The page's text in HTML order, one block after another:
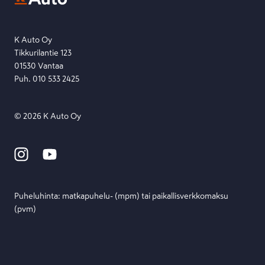
Etsi toimipiste
K Auto Oy
Tikkurilantie 123
01530 Vantaa
Puh. 010 533 2425
© 2026 K Auto Oy
Puheluhinta: matka­puhelu- (mpm) tai paikallis­verkko­maksu
(pvm)